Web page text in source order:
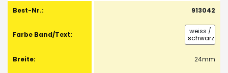
913042
weiss /
schwarz
24mm